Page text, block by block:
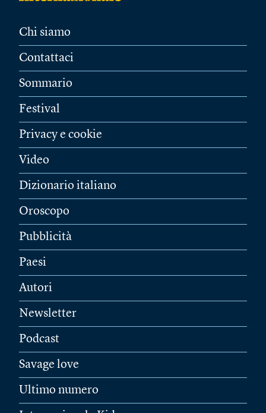
Chi siamo
Contattaci
Sommario
Festival
Privacy e cookie
Video
Dizionario italiano
Oroscopo
Pubblicità
Paesi
Autori
Newsletter
Podcast
Savage love
Ultimo numero